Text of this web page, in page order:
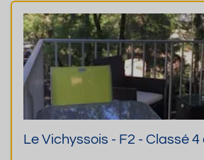
Le Vichyssois - F2 - Classé 4